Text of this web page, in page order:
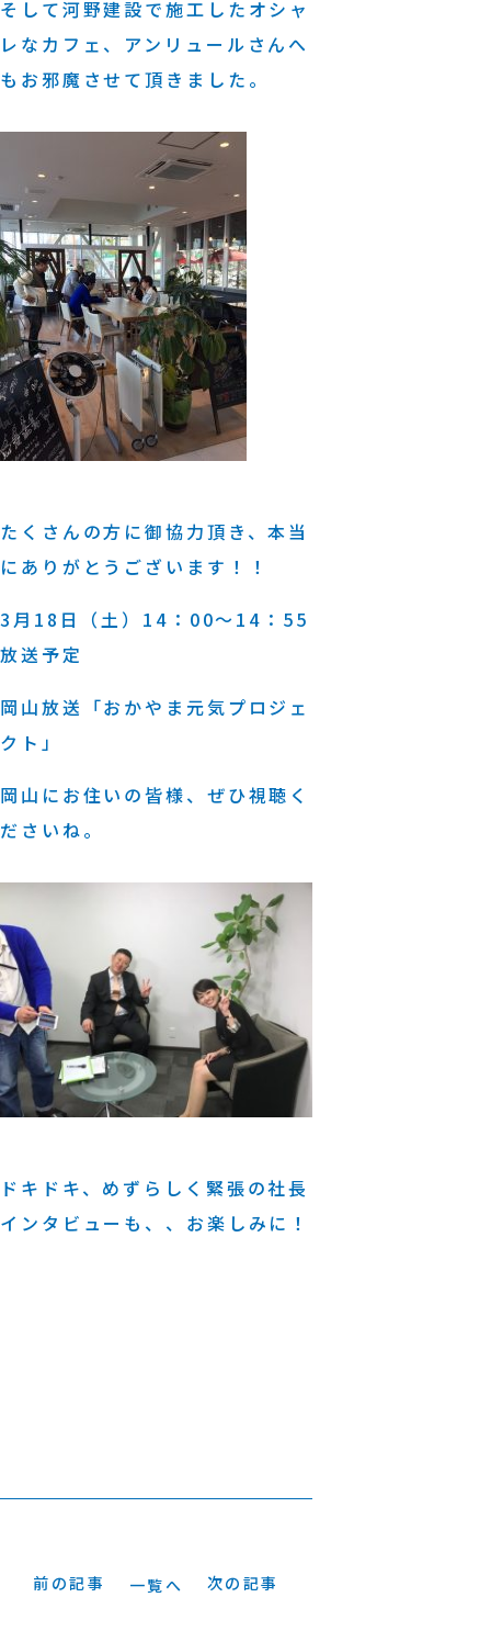
そして河野建設で施工したオシャ
レなカフェ、アンリュールさんへ
もお邪魔させて頂きました。
たくさんの方に御協力頂き、本当
にありがとうございます！！
3月18日（土）14：00～14：55
放送予定
岡山放送「おかやま元気プロジェ
クト」
岡山にお住いの皆様、ぜひ視聴く
ださいね。
ドキドキ、めずらしく緊張の社長
インタビューも、、お楽しみに！
前の記事 一覧へ 次の記事